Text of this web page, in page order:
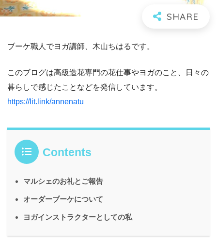
ブーケ職人でヨガ講師、木山ちはるです。
このブログは高級造花専門の花仕事やヨガのこと、日々の
暮らしで感じたことなどを発信しています。
https://lit.link/annenatu
Contents
マルシェのお礼とご報告
オーダーブーケについて
ヨガインストラクターとしての私